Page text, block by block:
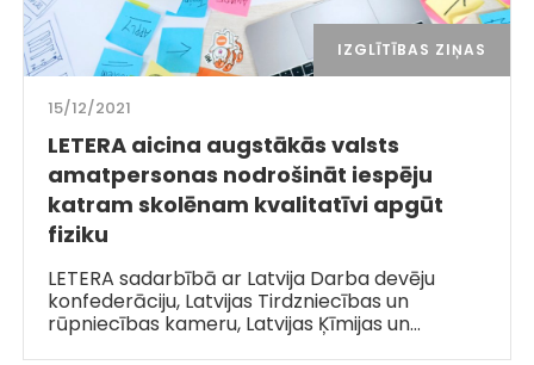
IZGLĪTĪBAS ZIŅAS
15/12/2021
LETERA aicina augstākās valsts
amatpersonas nodrošināt iespēju
katram skolēnam kvalitatīvi apgūt
fiziku
LETERA sadarbībā ar Latvija Darba devēju
konfederāciju, Latvijas Tirdzniecības un
rūpniecības kameru, Latvijas Ķīmijas un…